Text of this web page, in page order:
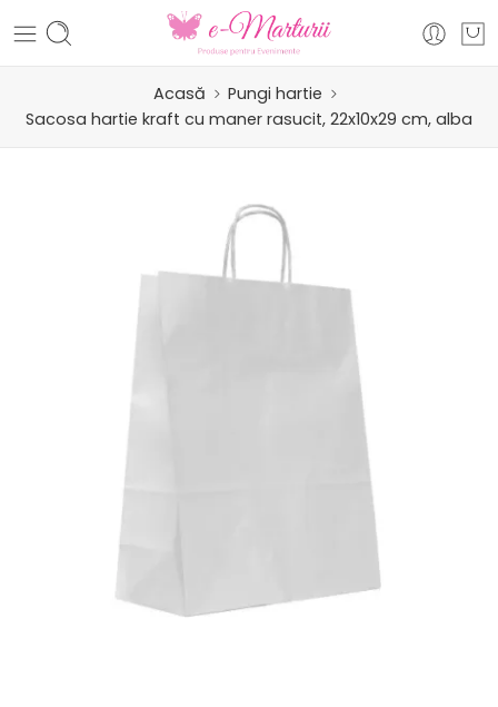
Acasă
Pungi hartie
Sacosa hartie kraft cu maner rasucit, 22x10x29 cm, alba